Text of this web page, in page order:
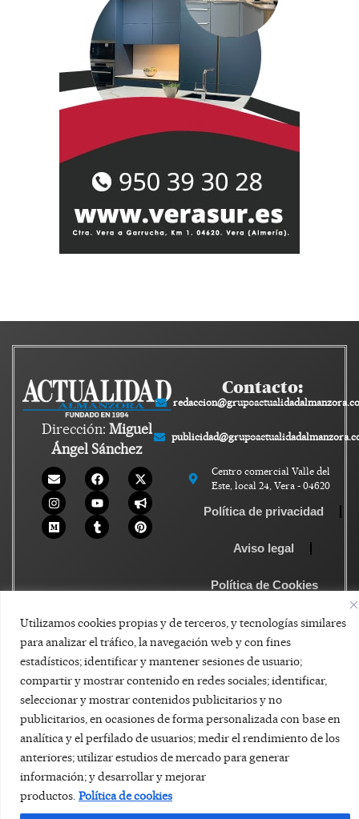
Utilizamos cookies propias y de terceros, y tecnologías similares
para analizar el tráfico, la navegación web y con fines
estadísticos; identificar y mantener sesiones de usuario;
compartir y mostrar contenido en redes sociales; identificar,
seleccionar y mostrar contenidos publicitarios y no
publicitarios, en ocasiones de forma personalizada con base en
analítica y el perfilado de usuarios; medir el rendimiento de los
anteriores; utilizar estudios de mercado para generar
información; y desarrollar y mejorar
productos. Política de cookies
Dirección: Miguel
Ángel Sánchez
Contacto:
Centro comercial Valle del
Este, local 24, Vera - 04620
Política de privacidad
Aviso legal
Política de Cookies